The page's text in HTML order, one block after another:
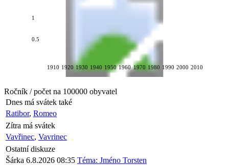
1910 1920 1930 1940 1950 1960 1970 1980 1990 2000 2010
0.5
1
Ročník / počet na 100000 obyvatel
Dnes má svátek také
Ratibor, Romeo
Zítra má svátek
Vavřinec, Vavrinec
Ostatní diskuze
Šárka 6.8.2026 08:35 Téma: Jméno Torsten